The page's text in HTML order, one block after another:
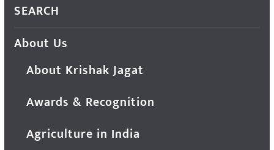
SEARCH
About Us
About Krishak Jagat
Awards & Recognition
Agriculture in India